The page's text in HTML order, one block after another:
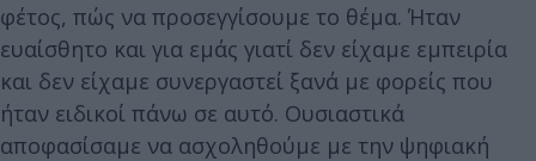
φέτος, πώς να προσεγγίσουμε το θέμα. Ήταν
ευαίσθητο και για εμάς γιατί δεν είχαμε εμπειρία
και δεν είχαμε συνεργαστεί ξανά με φορείς που
ήταν ειδικοί πάνω σε αυτό. Ουσιαστικά
αποφασίσαμε να ασχοληθούμε με την ψηφιακή